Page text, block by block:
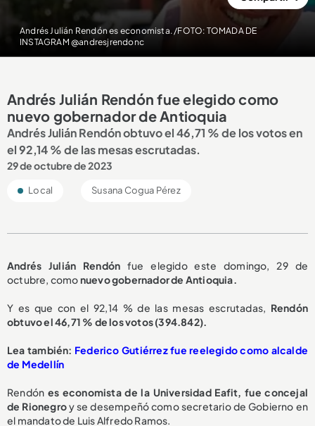
Andrés Julián Rendón es economista. /FOTO: TOMADA DE
INSTAGRAM @andresjrendonc
Andrés Julián Rendón fue elegido como
nuevo gobernador de Antioquia
Andrés Julián Rendón obtuvo el 46,71 % de los votos en
el 92,14 % de las mesas escrutadas.
29 de octubre de 2023
Local Susana Cogua Pérez
Andrés Julián Rendón fue elegido este domingo, 29 de
octubre, comonuevo gobernador de Antioquia.
Y es que con el 92,14 % de las mesas escrutadas, Rendón
obtuvo el 46,71 % de los votos (394.842).
Lea también: Federico Gutiérrez fue reelegido como alcalde
de Medellín
Rendón es economista de la Universidad Eafit, fue concejal
de Rionegroy se desempeñó como secretario de Gobierno en
el mandato de Luis Alfredo Ramos.